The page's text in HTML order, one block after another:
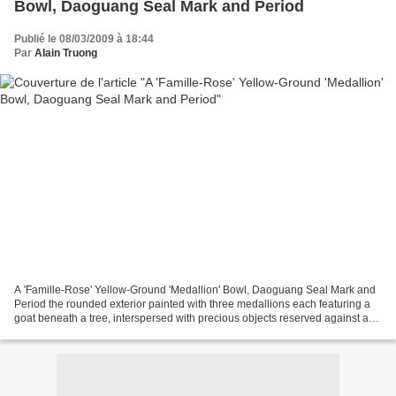
Bowl, Daoguang Seal Mark and Period
Publié le 08/03/2009 à 18:44
Par Alain Truong
A 'Famille-Rose' Yellow-Ground 'Medallion' Bowl, Daoguang Seal Mark and
Period the rounded exterior painted with three medallions each featuring a
goat beneath a tree, interspersed with precious objects reserved against a